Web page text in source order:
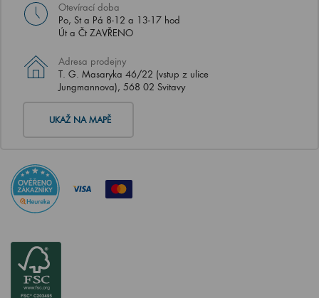
Otevírací doba
Po, St a Pá 8-12 a 13-17 hod
Út a Čt ZAVŘENO
Adresa prodejny
T. G. Masaryka 46/22 (vstup z ulice
Jungmannova), 568 02 Svitavy
UKAŽ NA MAPĚ